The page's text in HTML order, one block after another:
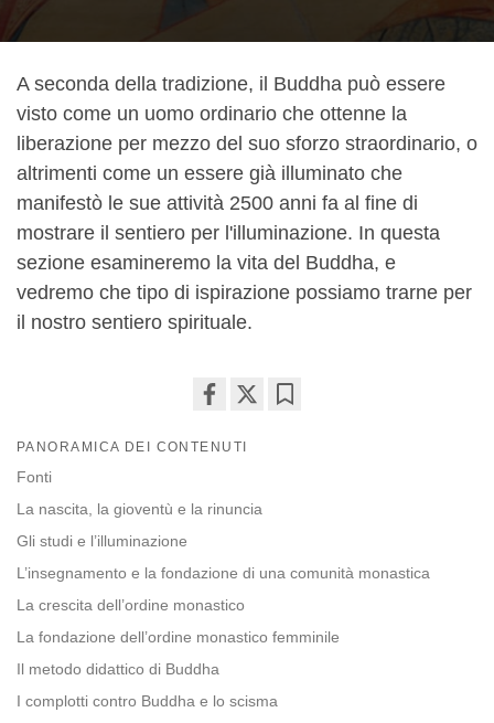
A seconda della tradizione, il Buddha può essere
visto come un uomo ordinario che ottenne la
liberazione per mezzo del suo sforzo straordinario, o
altrimenti come un essere già illuminato che
manifestò le sue attività 2500 anni fa al fine di
mostrare il sentiero per l'illuminazione. In questa
sezione esamineremo la vita del Buddha, e
vedremo che tipo di ispirazione possiamo trarne per
il nostro sentiero spirituale.
on
PANORAMICA DEI CONTENUTI
Fonti
La nascita, la gioventù e la rinuncia
Gli studi e l’illuminazione
L’insegnamento e la fondazione di una comunità monastica
La crescita dell’ordine monastico
La fondazione dell’ordine monastico femminile
Il metodo didattico di Buddha
I complotti contro Buddha e lo scisma